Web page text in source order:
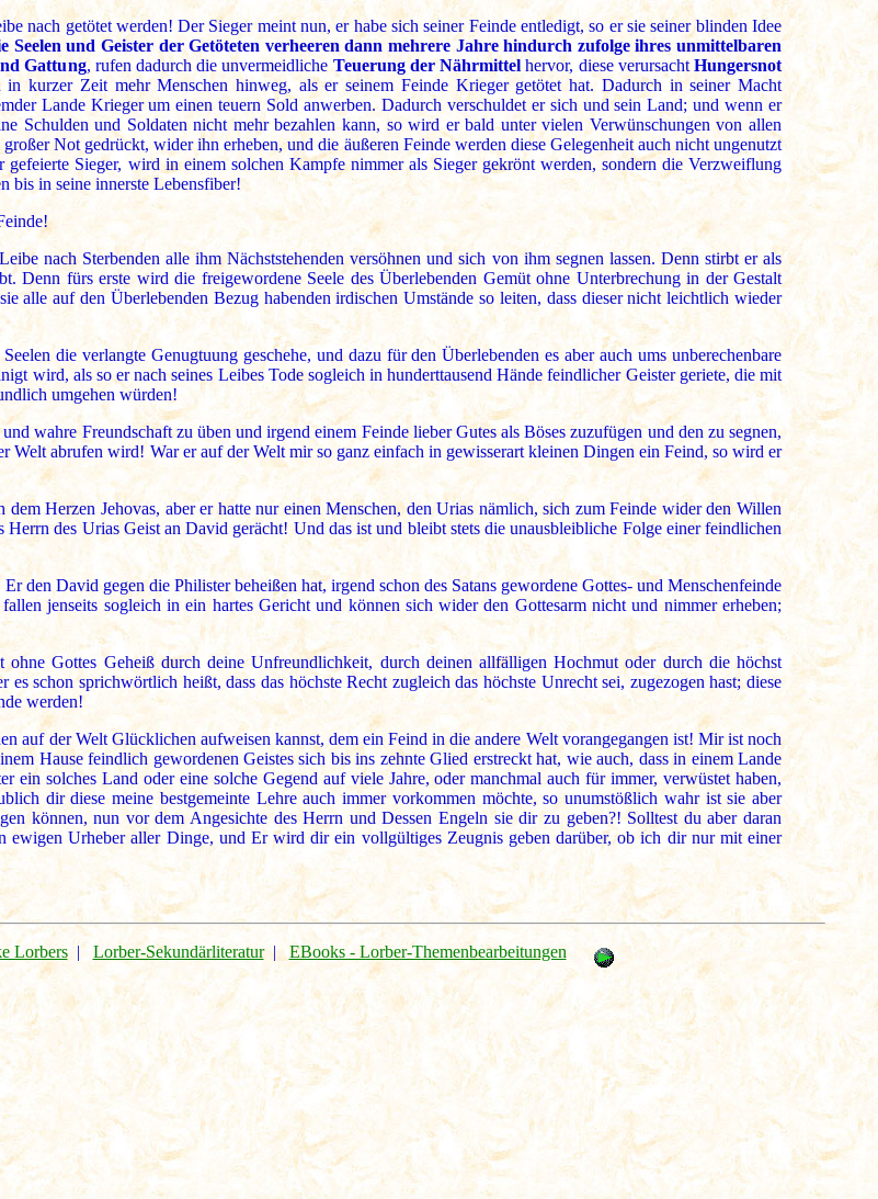
nach getötet werden! Der Sieger meint nun, er habe sich seiner Feinde entledigt, so er sie seiner blinden Idee
Seelen und Geister der Getöteten verheeren dann mehrere Jahre hindurch zufolge ihres unmittelbaren
Gattung, rufen dadurch die unvermeidliche Teuerung der Nährmittel hervor, diese verursachtHungersnot
kurzer Zeit mehr Menschen hinweg, als er seinem Feinde Krieger getötet hat. Dadurch in seiner Macht
Lande Krieger um einen teuern Sold anwerben. Dadurch verschuldet er sich und sein Land; und wenn er
Schulden und Soldaten nicht mehr bezahlen kann, so wird er bald unter vielen Verwünschungen von allen
Not gedrückt, wider ihn erheben, und die äußeren Feinde werden diese Gelegenheit auch nicht ungenutzt
Sieger, wird in einem solchen Kampfe nimmer als Sieger gekrönt werden, sondern die Verzweiflung
bis in seine innerste Lebensfiber!
nach Sterbenden alle ihm Nächststehenden versöhnen und sich von ihm segnen lassen. Denn stirbt er als
Denn fürs erste wird die freigewordene Seele des Überlebenden Gemüt ohne Unterbrechung in der Gestalt
alle auf den Überlebenden Bezug habenden irdischen Umstände so leiten, dass dieser nicht leichtlich wieder
die verlangte Genugtuung geschehe, und dazu für den Überlebenden es aber auch ums unberechenbare
wird, als so er nach seines Leibes Tode sogleich in hunderttausend Hände feindlicher Geister geriete, die mit
umgehen würden!
wahre Freundschaft zu üben und irgend einem Feinde lieber Gutes als Böses zuzufügen und den zu segnen,
abrufen wird! War er auf der Welt mir so ganz einfach in gewisserart kleinen Dingen ein Feind, so wird er
Herzen Jehovas, aber er hatte nur einen Menschen, den Urias nämlich, sich zum Feinde wider den Willen
des Urias Geist an David gerächt! Und das ist und bleibt stets die unausbleibliche Folge einer feindlichen
den David gegen die Philister beheißen hat, irgend schon des Satans gewordene Gottes- und Menschenfeinde
jenseits sogleich in ein hartes Gericht und können sich wider den Gottesarm nicht und nimmer erheben;
Gottes Geheiß durch deine Unfreundlichkeit, durch deinen allfälligen Hochmut oder durch die höchst
schon sprichwörtlich heißt, dass das höchste Recht zugleich das höchste Unrecht sei, zugezogen hast; diese
werden!
auf der Welt Glücklichen aufweisen kannst, dem ein Feind in die andere Welt vorangegangen ist! Mir ist noch
Hause feindlich gewordenen Geistes sich bis ins zehnte Glied erstreckt hat, wie auch, dass in einem Lande
ein solches Land oder eine solche Gegend auf viele Jahre, oder manchmal auch für immer, verwüstet haben,
dir diese meine bestgemeinte Lehre auch immer vorkommen möchte, so unumstößlich wahr ist sie aber
können, nun vor dem Angesichte des Herrn und Dessen Engeln sie dir zu geben?! Solltest du aber daran
ewigen Urheber aller Dinge, und Er wird dir ein vollgültiges Zeugnis geben darüber, ob ich dir nur mit einer
Lorbers| Lorber-Sekundärliteratur| EBooks - Lorber-Themenbearbeitungen